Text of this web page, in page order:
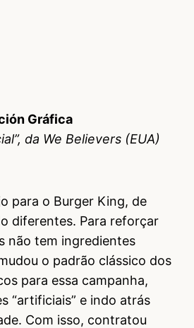
Gráfica
da We Believers (EUA)
para o Burger King, de
diferentes. Para reforçar
não tem ingredientes
o padrão clássico dos
para essa campanha,
“artificiais” e indo atrás
Com isso, contratou